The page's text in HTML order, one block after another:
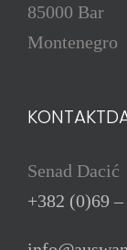
85000 Bar
Montenegro
Senad Dacić
+382 (0)69